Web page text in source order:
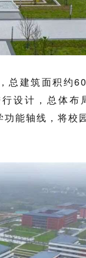
总建筑面积约
设计，总体布
能轴线，将校